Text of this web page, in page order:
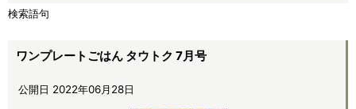
ワンプレートごはん タウトク 7月号
公開日 2022年06月28日
検索語句